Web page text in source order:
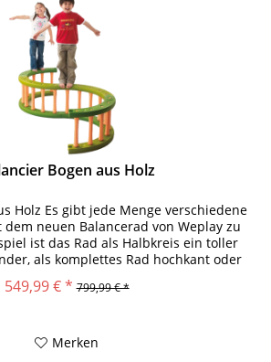
Bogen aus Holz
Holz Es gibt jede Menge verschiedene
neuen Balancerad von Weplay zu
ist das Rad als Halbkreis ein toller
als komplettes Rad hochkant oder
seitlich...
549,99 € * 799,99 € *
Merken